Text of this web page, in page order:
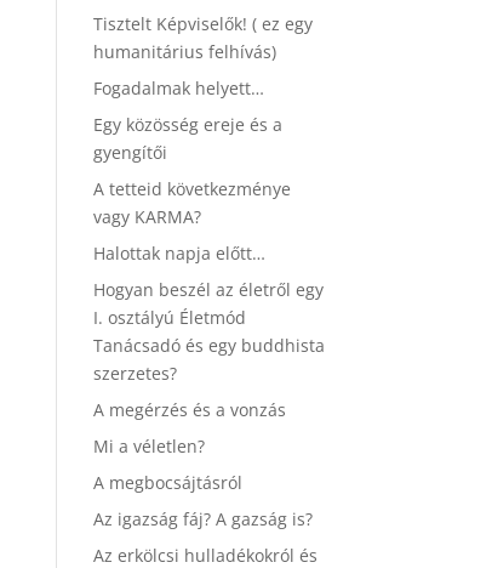
Tisztelt Képviselők! ( ez egy
humanitárius felhívás)
Fogadalmak helyett…
Egy közösség ereje és a
gyengítői
A tetteid következménye
vagy KARMA?
Halottak napja előtt…
Hogyan beszél az életről egy
I. osztályú Életmód
Tanácsadó és egy buddhista
szerzetes?
A megérzés és a vonzás
Mi a véletlen?
A megbocsájtásról
Az igazság fáj? A gazság is?
Az erkölcsi hulladékokról és